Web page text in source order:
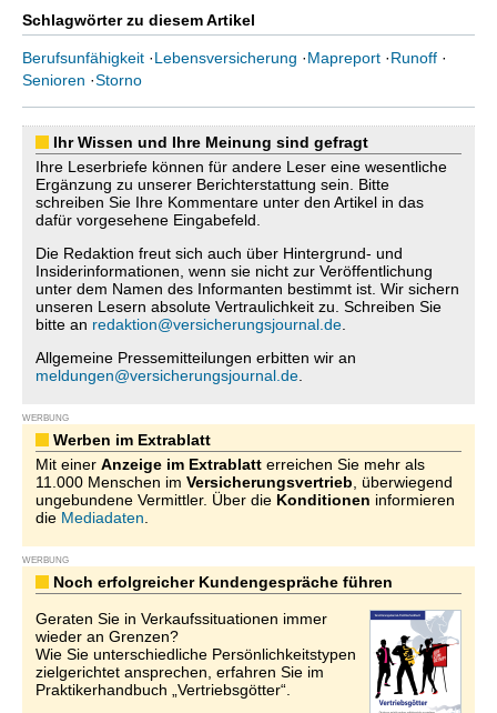
Schlagwörter zu diesem Artikel
Berufsunfähigkeit ·Lebensversicherung ·Mapreport ·Runoff ·
Senioren ·Storno
Ihr Wissen und Ihre Meinung sind gefragt
Ihre Leserbriefe können für andere Leser eine wesentliche
Ergänzung zu unserer Berichterstattung sein. Bitte
schreiben Sie Ihre Kommentare unter den Artikel in das
dafür vorgesehene Eingabefeld.
Die Redaktion freut sich auch über Hintergrund- und
Insiderinformationen, wenn sie nicht zur Veröffentlichung
unter dem Namen des Informanten bestimmt ist. Wir sichern
unseren Lesern absolute Vertraulichkeit zu. Schreiben Sie
bitte an redaktion@versicherungsjournal.de
Allgemeine Pressemitteilungen erbitten wir an
meldungen@versicherungsjournal.de
WERBUNG
Werben im Extrablatt
Mit einer Anzeige im Extrablatt erreichen Sie mehr als
11.000 Menschen im Versicherungsvertrieb , überwiegend
ungebundene Vermittler. Über die Konditionen informieren
die Mediadaten
WERBUNG
Noch erfolgreicher Kundengespräche führen
Geraten Sie in Verkaufssituationen immer
wieder an Grenzen?
Wie Sie unterschiedliche Persönlichkeitstypen
zielgerichtet ansprechen, erfahren Sie im
Praktikerhandbuch „Vertriebsgötter“.